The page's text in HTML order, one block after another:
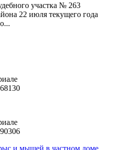
участка № 263
22 июля текущего года
и мышей в частном доме